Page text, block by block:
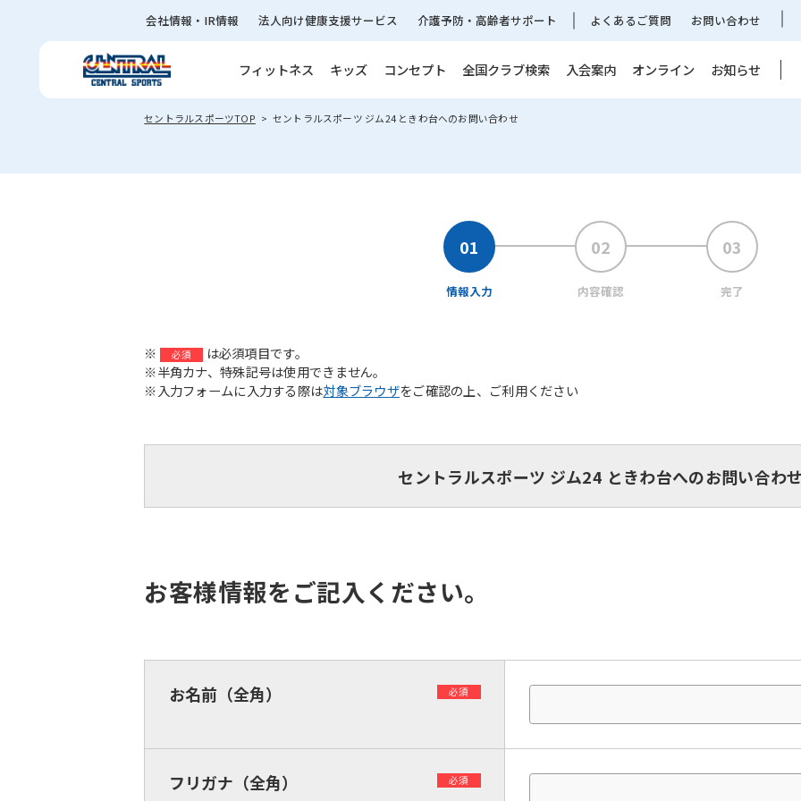
会社情報・IR情報 法人向け健康支援サービス 介護予防・高齢者サポート よくあるご質問 お問い合わせ
フィットネス キッズ コンセプト 全国クラブ検索 入会案内 オンライン お知らせ
セントラルスポーツTOP セントラルスポーツ ジム24 ときわ台へのお問い合わせ
情報入力 内容確認 完了
※ 必須
は必須項目です。
※半角カナ、特殊記号は使用できません。
※入力フォームに入力する際は対象ブラウザをご確認の上、ご利用ください
セントラルスポーツ ジム24 ときわ台へのお問い合わ
お客様情報をご記入ください。
お名前（全角） 必須
フリガナ（全角） 必須